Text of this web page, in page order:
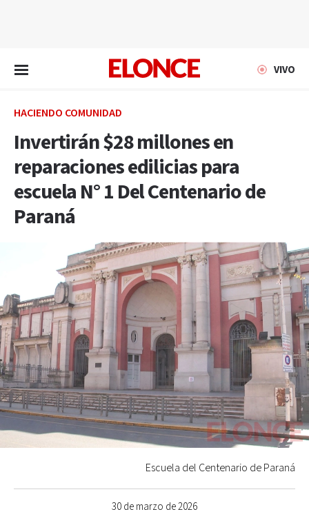
VIVO
HACIENDO COMUNIDAD
Invertirán $28 millones en
reparaciones edilicias para
escuela N° 1 Del Centenario de
Paraná
30 de marzo de 2026
Escuela del Centenario de Paraná